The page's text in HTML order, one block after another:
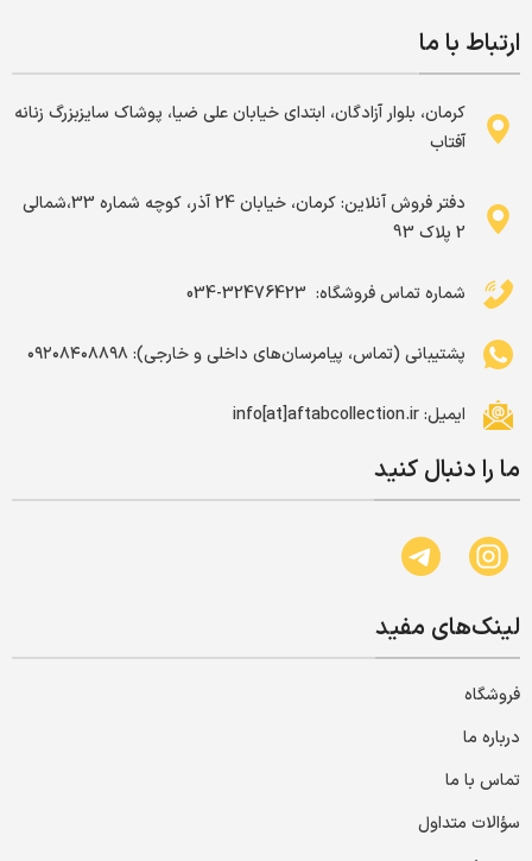
ارتباط با ما
کرمان، بلوار آزادگان، ابتدای خیابان علی ضیا، پوشاک سایزبزرگ زنانه
آفتاب
دفتر فروش آنلاین: کرمان، خیابان 24 آذر، کوچه شماره 33،شمالی
2 پلاک 93
شماره تماس فروشگاه: ‌ 32476423-034
پشتیبانی (تماس، پیامرسان‌های داخلی و خارجی): ۰۹۲۰۸۴۰۸۸۹۸
ایمیل: info[at]aftabcollection.ir
ما را دنبال کنید
لینک‌های مفید
فروشگاه
درباره ما
تماس با ما
سؤالات متداول